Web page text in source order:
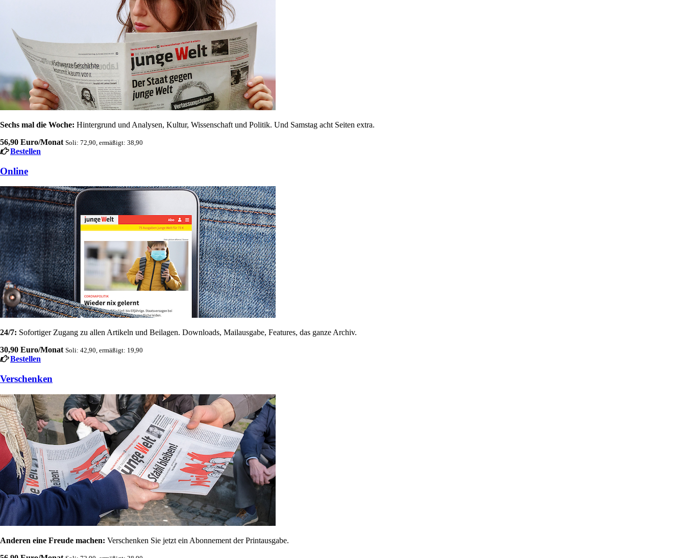
Sechs mal die Woche: Hintergrund und Analysen, Kultur, Wissenschaft und Politik. Und Samstag acht Seiten extra.
56,90 Euro/Monat Soli: 72,90, ermäßigt: 38,90
Bestellen
Online
24/7: Sofortiger Zugang zu allen Artikeln und Beilagen. Downloads, Mailausgabe, Features, das ganze Archiv.
30,90 Euro/Monat Soli: 42,90, ermäßigt: 19,90
Bestellen
Verschenken
Anderen eine Freude machen: Verschenken Sie jetzt ein Abonnement der Printausgabe.